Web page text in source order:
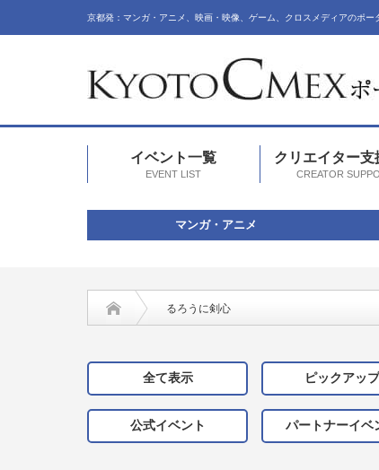
京都発：マンガ・アニメ、映画・映像、ゲーム、クロスメディアのポー
イベント一覧
EVENT LIST
クリエイター支
CREATOR
マンガ・アニメ
るろうに剣心
全て表示 ピックアップ
公式イベント パートナーイベ